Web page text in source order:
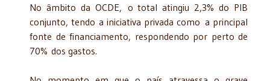
No âmbito da OCDE, o total atingiu 2,3% do PIB
conjunto, tendo a iniciativa privada como a principal
fonte de financiamento, respondendo por perto de
70% dos gastos.